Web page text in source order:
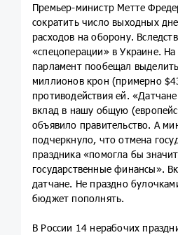
Премьер-министр Метте
сократить число выходных
расходов на оборону.
«спецоперации» в Украине.
парламент пообещал
миллионов крон (примерно
противодействия ей.
вклад в нашу общую
объявило правительство. А
подчеркнуло, что отмена
праздника «помогла бы
государственные финансы».
датчане. Не праздно
бюджет пополнять.
В России 14 нерабочих